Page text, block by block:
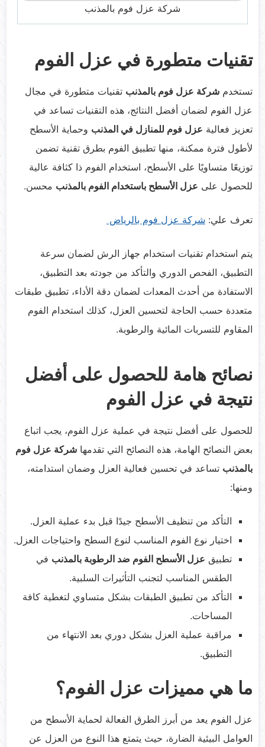
شركة عزل فوم بالمذنب
تقنيات متطورة في عزل الفوم
تستخدم شركة عزل فوم بالمذنب تقنيات متطورة في مجال
عزل الفوم لضمان أفضل النتائج، هذه التقنيات تساعد في
تعزيز فعالية عزل فوم للمنازل في المذنب وحماية الأسطح
لأطول فترة ممكنة، منها تطبيق الفوم بطرق تقنية تضمن
توزيعًا متساويًا على الأسطح، استخدام الفوم ذا كثافة عالية
للحصول على عزل الأسطح باستخدام الفوم بالمذنب محسن.
تعرف علي: شركة عزل فوم بالرياض
يتم استخدام تقنيات استخدام جهاز الرش لضمان سرعة
التطبيق، الفحص الدوري والتأكد من جودته بعد التطبيق،
الاستفادة من أحدث المعدات لضمان دقة الأداء، تطبيق طبقات
متعددة حسب الحاجة لتحسين العزل، كذلك استخدام الفوم
المقاوم للتسربات المائية والرطوبة.
نصائح هامة للحصول على أفضل
نتيجة في عزل الفوم
للحصول على أفضل نتيجة في عملية عزل الفوم، يجب اتباع
بعض النصائح الهامة، هذه النصائح التي تقدمها شركة عزل فوم
بالمذنب تساعد في تحسين فعالية العزل وضمان استدامته،
ومنها:
التأكد من تنظيف الأسطح جيدًا قبل بدء عملية العزل.
اختيار نوع الفوم المناسب لنوع السطح واحتياجات العزل.
تطبيق عزل الأسطح الفوم ضد الرطوبة بالمذنب في
الطقس المناسب لتجنب التأثيرات السلبية.
التأكد من تطبيق الطبقات بشكل متساوي لتغطية كافة
المساحات.
مراقبة عملية العزل بشكل دوري بعد الانتهاء من
التطبيق.
ما هي مميزات عزل الفوم؟
عزل الفوم يعد من أبرز الطرق الفعالة لحماية الأسطح من
العوامل البيئية الضارة، حيث يتمتع هذا النوع من العزل عن